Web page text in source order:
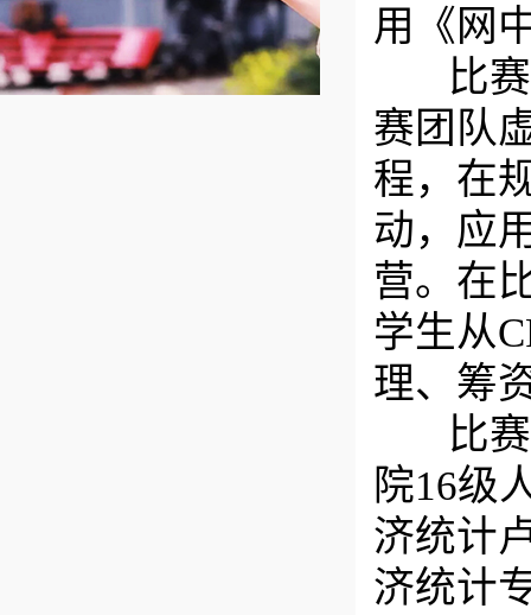
用《网
比赛
赛团队
程，在
动，应
营。在
学生从
理、筹
比赛
院16级
济统计
济统计